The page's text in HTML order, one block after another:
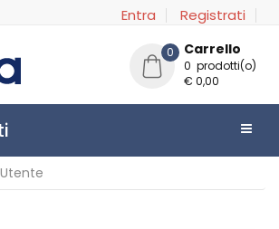
Entra Registrati
0 Carrello
0 prodotti(o)
€ 0,00